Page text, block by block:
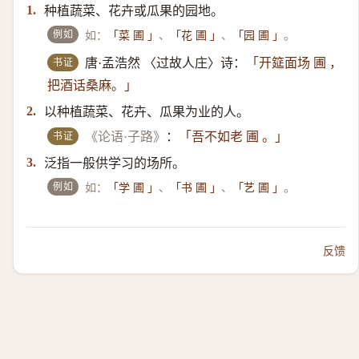
1. 种植蔬菜、花卉或瓜果的园地。
例如 如： 「菜 圃 」 、 「花 圃 」 、 「园 圃 」。
书证 唐·孟浩然 〈过故人庄〉诗：
「开筵面场 圃 ，
把酒话桑麻。」
2.
以种植蔬菜、花卉、瓜果为业的人。
书证 《论语·子路》 ：
「吾不如老 圃 。」
3.
泛指一般供学习的场所。
例如 如： 「学 圃 」 、 「书 圃 」 、 「艺 圃 」。
反馈